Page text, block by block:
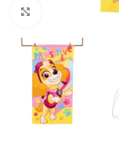
Click to enlarge